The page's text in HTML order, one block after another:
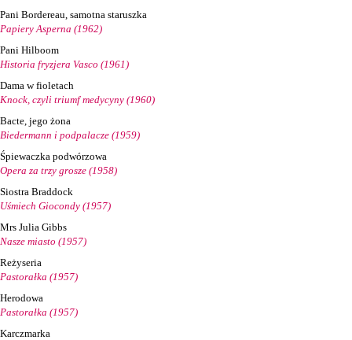
Pani Bordereau, samotna staruszka
Papiery Asperna (1962)
Pani Hilboom
Historia fryzjera Vasco (1961)
Dama w fioletach
Knock, czyli triumf medycyny (1960)
Bacte, jego żona
Biedermann i podpalacze (1959)
Śpiewaczka podwórzowa
Opera za trzy grosze (1958)
Siostra Braddock
Uśmiech Giocondy (1957)
Mrs Julia Gibbs
Nasze miasto (1957)
Reżyseria
Pastorałka (1957)
Herodowa
Pastorałka (1957)
Karczmarka